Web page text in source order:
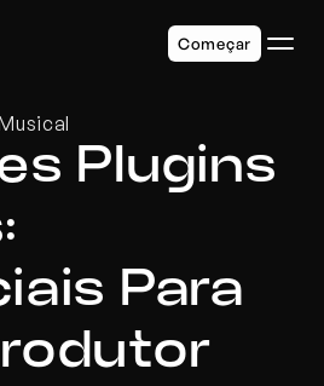
Plugins
Para
Começar